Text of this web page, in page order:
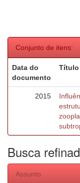
Conjunto de itens:
Data do
documento
Título
2015
Busca
Assunto